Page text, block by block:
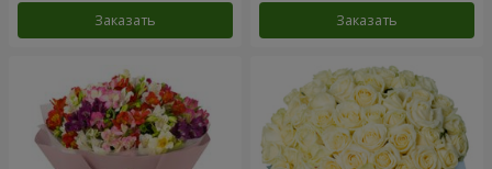
Заказать Заказать